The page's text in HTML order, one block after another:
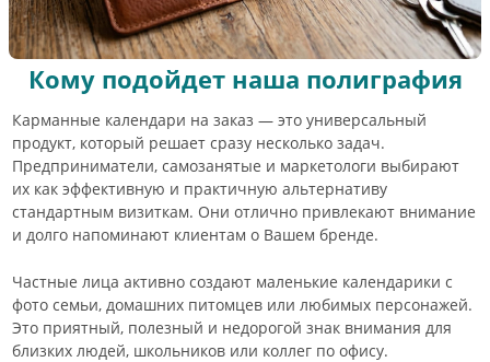
Кому подойдет наша полиграфия
Карманные календари на заказ — это универсальный
продукт, который решает сразу несколько задач.
Предприниматели, самозанятые и маркетологи выбирают
их как эффективную и практичную альтернативу
стандартным визиткам. Они отлично привлекают внимание
и долго напоминают клиентам о Вашем бренде.
Частные лица активно создают маленькие календарики с
фото семьи, домашних питомцев или любимых персонажей.
Это приятный, полезный и недорогой знак внимания для
близких людей, школьников или коллег по офису.